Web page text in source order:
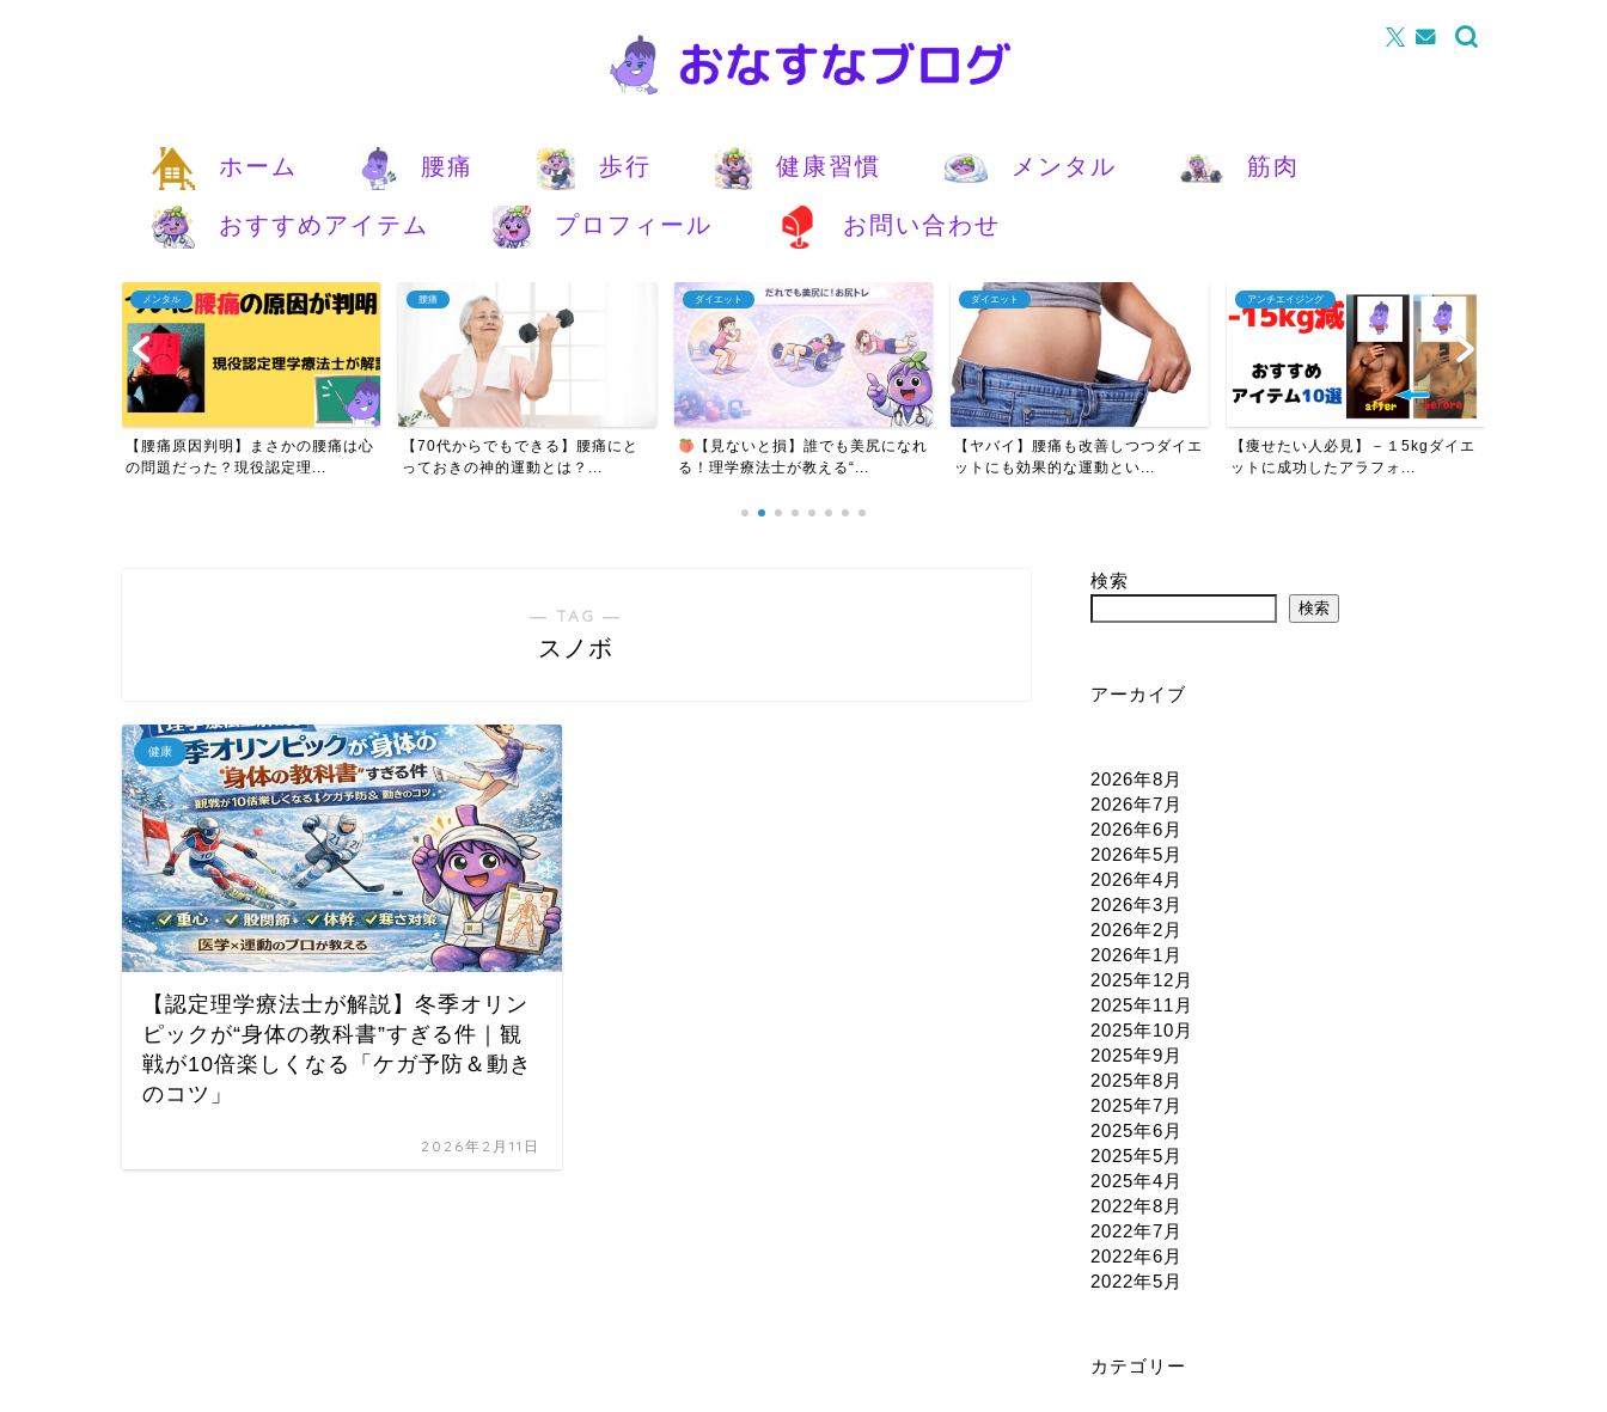
ホーム 腰痛 歩行 健康習慣 メンタル
筋肉
おすすめアイテム
プロフィール お問い合わせ
メンタル
【腰痛原因判明】まさかの腰痛は心
の問題だった？現役認定理...
腰痛
【70代からでもできる】腰痛にと
っておきの神的運動とは？...
ダイエット
【見ないと損】誰でも美尻になれ
る！理学療法士が教える“...
ダイエット
【ヤバイ】腰痛も改善しつつダイエ
ットにも効果的な運動とい...
アンチエイジング
【痩せたい人必見】－１5kgダイエ
ットに成功したアラフォ...
― TAG ―
スノボ
健康
【認定理学療法士が解説】冬季オリン
ピックが“身体の教科書”すぎる件｜観
戦が10倍楽しくなる「ケガ予防＆動き
のコツ」
2026年2月11日
検索
検索
アーカイブ
2026年8月
2026年7月
2026年6月
2026年5月
2026年4月
2026年3月
2026年2月
2026年1月
2025年12月
2025年11月
2025年10月
2025年9月
2025年8月
2025年7月
2025年6月
2025年5月
2025年4月
2022年8月
2022年7月
2022年6月
2022年5月
カテゴリー